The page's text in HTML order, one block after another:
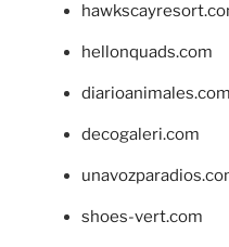
hellonquads.com
diarioanimales.com
decogaleri.com
shoes-vert.com